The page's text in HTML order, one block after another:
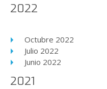
2022
Octubre 2022
Julio 2022
Junio 2022
2021